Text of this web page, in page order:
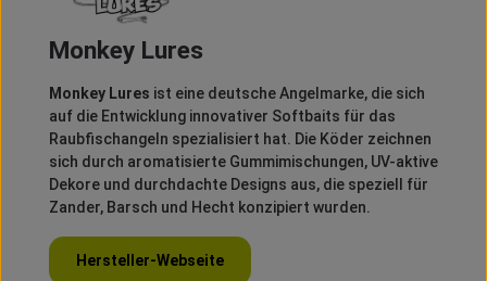
Monkey Lures
Monkey Lures ist eine deutsche Angelmarke, die sich
auf die Entwicklung innovativer Softbaits für das
Raubfischangeln spezialisiert hat. Die Köder zeichnen
sich durch aromatisierte Gummimischungen, UV-aktive
Dekore und durchdachte Designs aus, die speziell für
Zander, Barsch und Hecht konzipiert wurden.
Hersteller-Webseite